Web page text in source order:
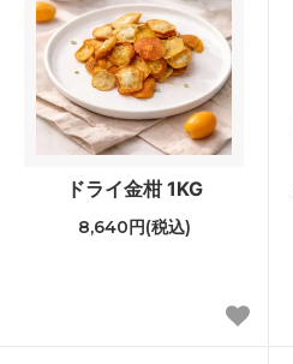
ドライ金柑 1KG
8,640円(税込)